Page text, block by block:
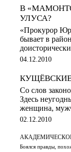
В
УЛУСА?
«Прокурор
бывает в
04.12.2010
Со слов
Здесь
женщина,
02.12.2010
Боялся правды,